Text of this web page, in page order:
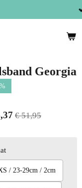
vanaf 150 Euro
Georgia
€ 51,95
/ 23-29cm / 2cm